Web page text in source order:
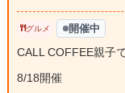
グルメ 開催中
CALL COFFEE親子
8/18開催